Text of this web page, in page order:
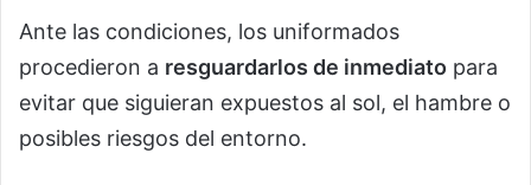
Ante las condiciones, los uniformados
procedieron a resguardarlos de inmediato para
evitar que siguieran expuestos al sol, el hambre o
posibles riesgos del entorno.